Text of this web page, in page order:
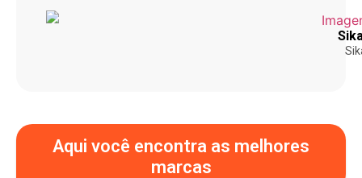
Aqui você encontra as melhores
marcas